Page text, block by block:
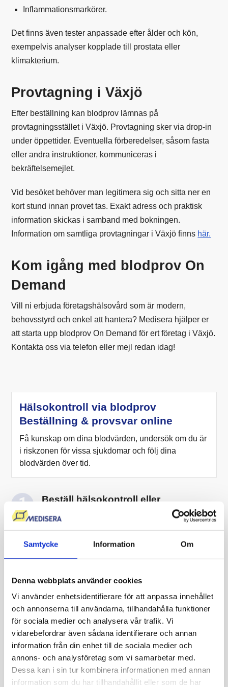
Samtycke Information Om
Denna webbplats använder cookies
Vi använder enhetsidentifierare för att anpassa innehållet
och annonserna till användarna, tillhandahålla funktioner
för sociala medier och analysera vår trafik. Vi
vidarebefordrar även sådana identifierare och annan
information från din enhet till de sociala medier och
annons- och analysföretag som vi samarbetar med.
Dessa kan i sin tur kombinera informationen med annan
information som du har tillhandahållit eller som de har
Inflammationsmarkörer.
Det finns även tester anpassade efter ålder och kön,
exempelvis analyser kopplade till prostata eller
klimakterium.
Provtagning i Växjö
Efter beställning kan blodprov lämnas på
provtagningsstället i Växjö. Provtagning sker via drop-in
under öppettider. Eventuella förberedelser, såsom fasta
eller andra instruktioner, kommuniceras i
bekräftelsemejlet.
Vid besöket behöver man legitimera sig och sitta ner en
kort stund innan provet tas. Exakt adress och praktisk
information skickas i samband med bokningen.
Information om samtliga provtagningar i Växjö finns här.
Kom igång med blodprov On
Demand
Vill ni erbjuda företagshälsovård som är modern,
behovsstyrd och enkel att hantera? Medisera hjälper er
att starta upp blodprov On Demand för ert företag i Växjö.
Kontakta oss via telefon eller mejl redan idag!
Hälsokontroll via blodprov
Beställning & provsvar online
Få kunskap om dina blodvärden, undersök om du är
i riskzonen för vissa sjukdomar och följ dina
blodvärden över tid.
Beställ hälsokontroll eller
Provtagning drop-in
Logga in i ”Min Journal”
Ta del av ditt provresultat och läkarkommentar med
Bank-ID.
Beställ färdigt paket eller skräddarsy din egna
remiss utan att behöva skapa ett konto/ladda ner en